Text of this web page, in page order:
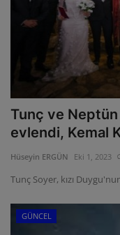
Tunç ve Neptün
evlendi, Kemal
Hüseyin ERGÜN Eki 1, 2023
Tunç Soyer, kızı
GÜNCEL